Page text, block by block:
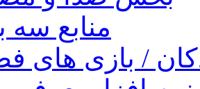
منابع سه
/ بازی های